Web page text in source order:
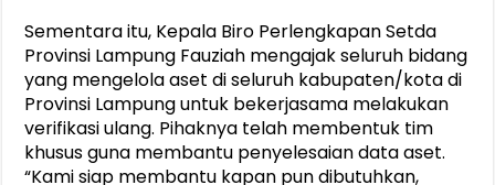
Sementara itu, Kepala Biro Perlengkapan Setda
Provinsi Lampung Fauziah mengajak seluruh bidang
yang mengelola aset di seluruh kabupaten/kota di
Provinsi Lampung untuk bekerjasama melakukan
verifikasi ulang. Pihaknya telah membentuk tim
khusus guna membantu penyelesaian data aset.
“Kami siap membantu kapan pun dibutuhkan,